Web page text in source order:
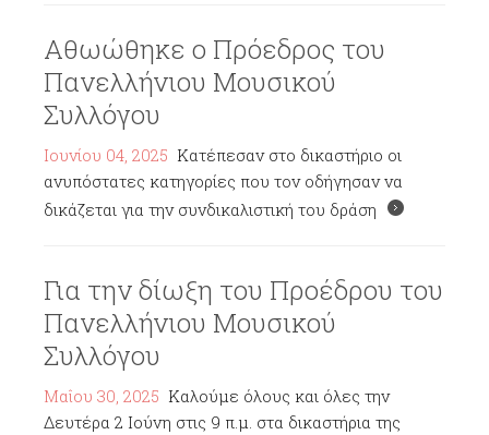
Αθωώθηκε ο Πρόεδρος του
Πανελλήνιου Μουσικού
Συλλόγου
Ιουνίου 04, 2025 Κατέπεσαν στο δικαστήριο οι
ανυπόστατες κατηγορίες που τον οδήγησαν να
δικάζεται για την συνδικαλιστική του δράση
Για την δίωξη του Προέδρου του
Πανελλήνιου Μουσικού
Συλλόγου
Μαΐου 30, 2025 Καλούμε όλους και όλες την
Δευτέρα 2 Ιούνη στις 9 π.μ. στα δικαστήρια της